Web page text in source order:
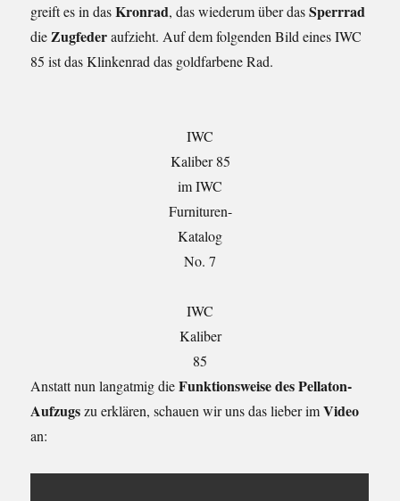
greift es in dasKronrad, das wiederum über dasSperrrad
dieZugfederaufzieht. Auf dem folgenden Bild eines IWC
85 ist das Klinkenrad das goldfarbene Rad.
IWC
Kaliber 85
im IWC
Furnituren-
Katalog
No. 7
IWC
Kaliber
85
Anstatt nun langatmig dieFunktionsweise des Pellaton-
Aufzugszu erklären, schauen wir uns das lieber imVideo
an: